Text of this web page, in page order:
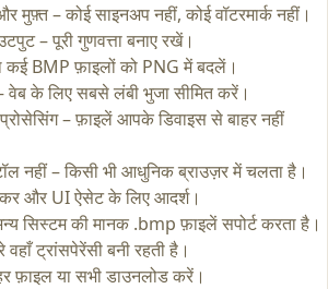
– कोई साइनअप नहीं, कोई वॉटरमार्क नहीं।
– पूरी गुणवत्ता बनाए रखें।
BMP फ़ाइलों को PNG में बदलें।
वेब के लिए सबसे लंबी भुजा सीमित करें।
– फ़ाइलें आपके डिवाइस से बाहर नहीं
नहीं – किसी भी आधुनिक ब्राउज़र में चलता है।
और UI ऐसेट के लिए आदर्श।
सिस्टम की मानक .bmp फ़ाइलें सपोर्ट करता है।
वहाँ ट्रांसपेरेंसी बनी रहती है।
फ़ाइल या सभी डाउनलोड करें।